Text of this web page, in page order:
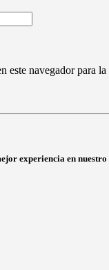
navegador para
experiencia en nuestro